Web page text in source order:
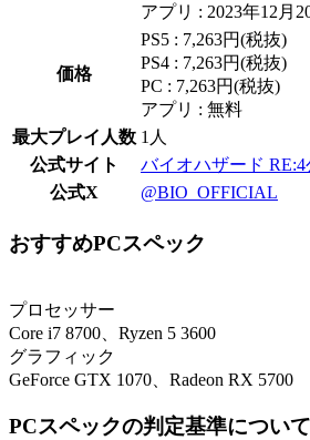
アプリ : 2023年12月
価格
PS5 : 7,263円(税抜)
PS4 : 7,263円(税抜)
PC : 7,263円(税抜)
アプリ : 無料
最大プレイ人数 1人
公式サイト
バイオハザード RE:4
公式X
@BIO_OFFICIAL
おすすめPCスペック
プロセッサー
Core i7 8700、Ryzen 5 3600
グラフィック
GeForce GTX 1070、Radeon RX 5700
PCスペックの判定基準について